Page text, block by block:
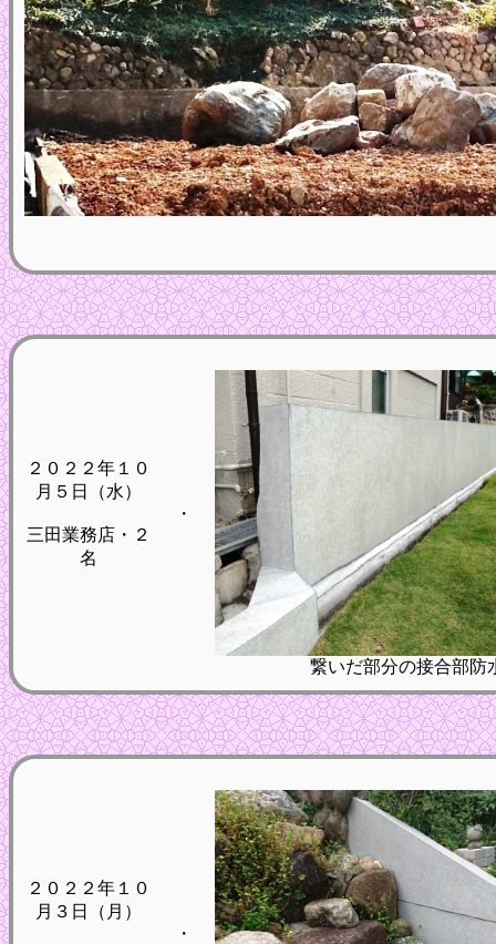
２０２２年１０
月５日（水）
三田業務店・２
名
・
繋いだ部分の接合部防
２０２２年１０
月３日（月）
・